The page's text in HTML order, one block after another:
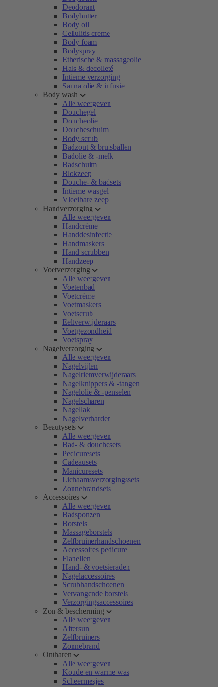
Deodorant
Bodybutter
Body oil
Cellulitis creme
Body foam
Bodyspray
Etherische & massageolie
Hals & decolleté
Intieme verzorging
Sauna olie & infusie
Body wash
Alle weergeven
Douchegel
Doucheolie
Doucheschuim
Body scrub
Badzout & bruisballen
Badolie & -melk
Badschuim
Blokzeep
Douche- & badsets
Intieme wasgel
Vloeibare zeep
Handverzorging
Alle weergeven
Handcrème
Handdesinfectie
Handmaskers
Hand scrubben
Handzeep
Voetverzorging
Alle weergeven
Voetenbad
Voetcrème
Voetmaskers
Voetscrub
Eeltverwijderaars
Voetgezondheid
Voetspray
Nagelverzorging
Alle weergeven
Nagelvijlen
Nagelriemverwijderaars
Nagelknippers & -tangen
Nagelolie & -penselen
Nagelscharen
Nagellak
Nagelverharder
Beautysets
Alle weergeven
Bad- & douchesets
Pedicuresets
Cadeausets
Manicuresets
Lichaamsverzorgingssets
Zonnebrandsets
Accessoires
Alle weergeven
Badsponzen
Borstels
Massageborstels
Zelfbruinerhandschoenen
Accessoires pedicure
Flanellen
Hand- & voetsieraden
Nagelaccessoires
Scrubhandschoenen
Vervangende borstels
Verzorgingsaccessoires
Zon & bescherming
Alle weergeven
Aftersun
Zelfbruiners
Zonnebrand
Ontharen
Alle weergeven
Koude en warme was
Scheermesjes